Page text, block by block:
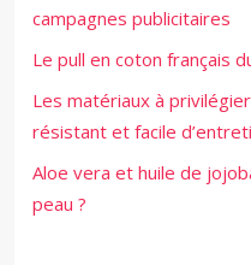
campagnes publicitaires
Le pull en coton français
Les matériaux à
résistant et facile
Aloe vera et huile de
peau ?